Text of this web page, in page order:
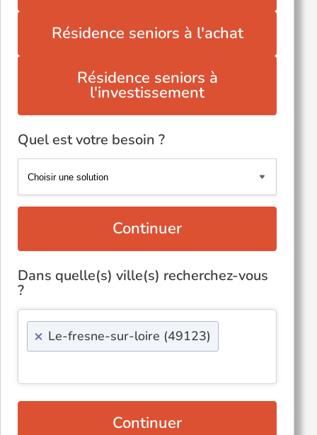
Résidence seniors à l'achat
Résidence seniors à
l'investissement
Quel est votre besoin ?
Continuer
Dans quelle(s) ville(s) recherchez-vous
?
× Le-fresne-sur-loire (49123)
Continuer